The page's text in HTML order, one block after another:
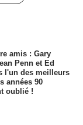
amis : Gary
Penn et Ed
l'un des meilleurs
années 90
oublié !